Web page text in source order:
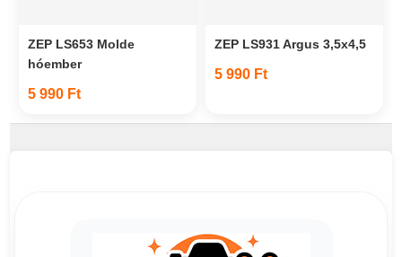
ZEP LS653 Molde
hóember
5 990 Ft
ZEP LS931 Argus 3,5x4,5
5 990 Ft